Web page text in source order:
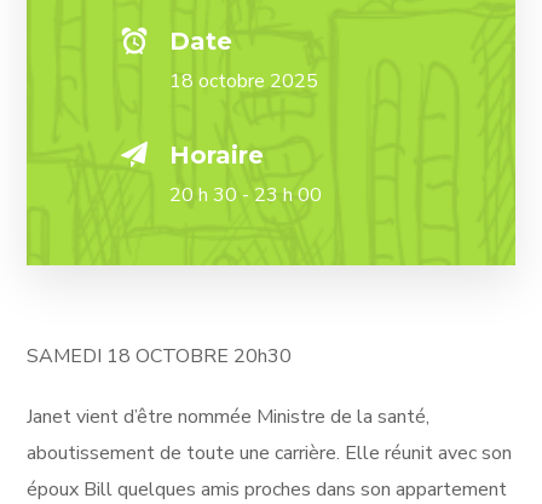
Date
18 octobre 2025
Horaire
20 h 30 - 23 h 00
SAMEDI 18 OCTOBRE 20h30
Janet vient d’être nommée Ministre de la santé,
aboutissement de toute une carrière. Elle réunit avec son
époux Bill quelques amis proches dans son appartement